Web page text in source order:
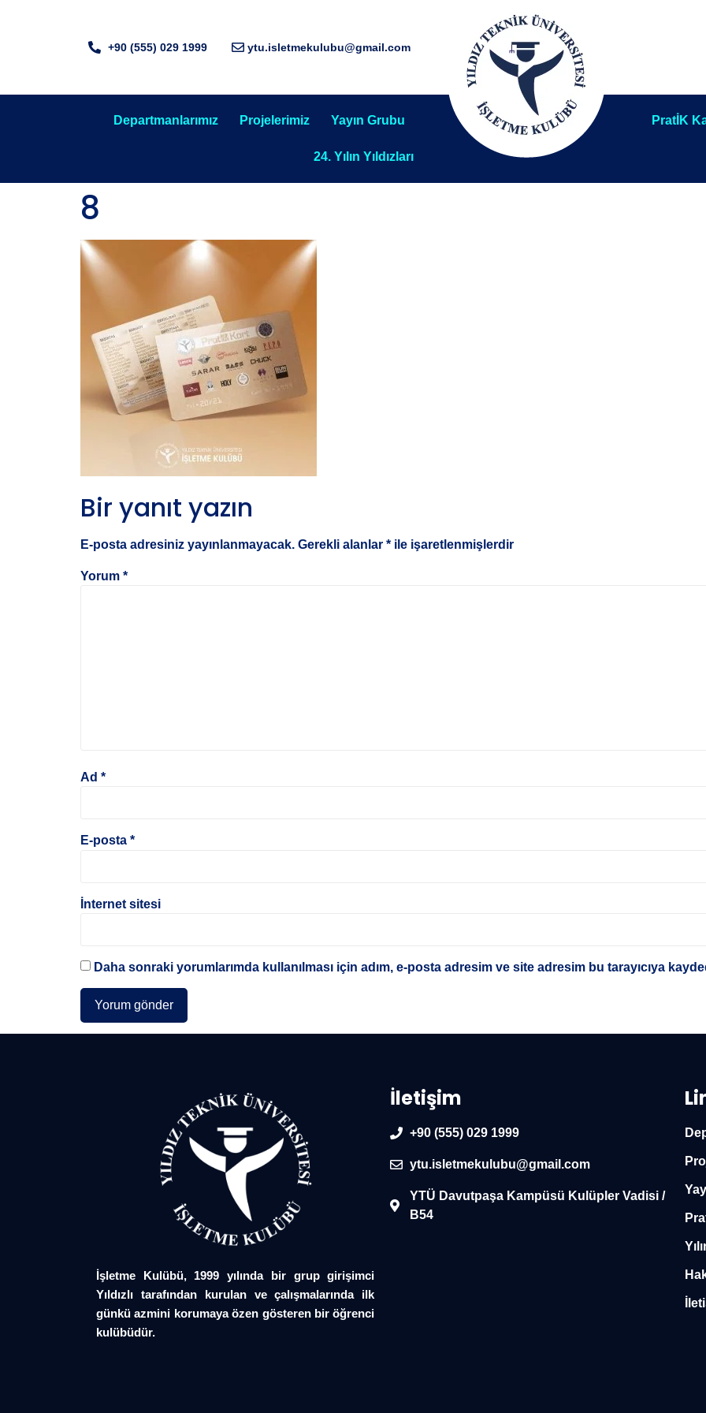
+90 (555) 029 1999 ytu.isletmekulubu@gmail.com
Departmanlarımız Projelerimiz Yayın Grubu
24. Yılın Yıldızları
PratİK
8
Bir yanıt yazın
E-posta adresiniz yayınlanmayacak. Gerekli alanlar * ile işaretlenmişlerdir
Yorum *
Ad *
E-posta *
İnternet sitesi
Daha sonraki yorumlarımda kullanılması için adım, e-posta adresim ve site adresim bu tarayıcıya
İşletme Kulübü, 1999 yılında bir grup girişimci
Yıldızlı tarafından kurulan ve çalışmalarında ilk
günkü azmini korumaya özen gösteren bir öğrenci
kulübüdür.
İletişim
+90 (555) 029 1999
ytu.isletmekulubu@gmail.com
YTÜ Davutpaşa Kampüsü Kulüpler Vadisi /
B54